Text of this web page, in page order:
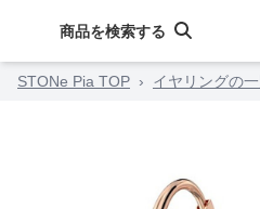
商品を検索する
STONe Pia TOP › イヤリングの